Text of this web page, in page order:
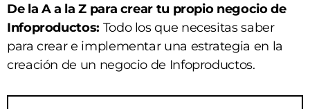
De la A a la Z para crear tu propio negocio de
Infoproductos: Todo los que necesitas saber
para crear e implementar una estrategia en la
creación de un negocio de Infoproductos.